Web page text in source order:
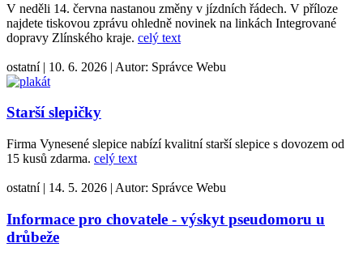
V neděli 14. června nastanou změny v jízdních řádech. V příloze
najdete tiskovou zprávu ohledně novinek na linkách Integrované
dopravy Zlínského kraje. celý text
ostatní | 10. 6. 2026 | Autor: Správce Webu
Starší slepičky
Firma Vynesené slepice nabízí kvalitní starší slepice s dovozem od
15 kusů zdarma. celý text
ostatní | 14. 5. 2026 | Autor: Správce Webu
Informace pro chovatele - výskyt pseudomoru u
drůbeže